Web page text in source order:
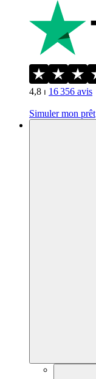
4,8 ⏐ 16 356 avis
Simuler mon prêt